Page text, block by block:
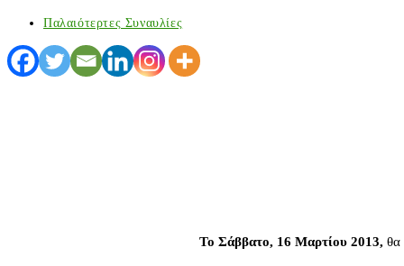
Παλαιότερτες Συναυλίες
Το Σάββατο, 16 Μαρτίου 2013, θα